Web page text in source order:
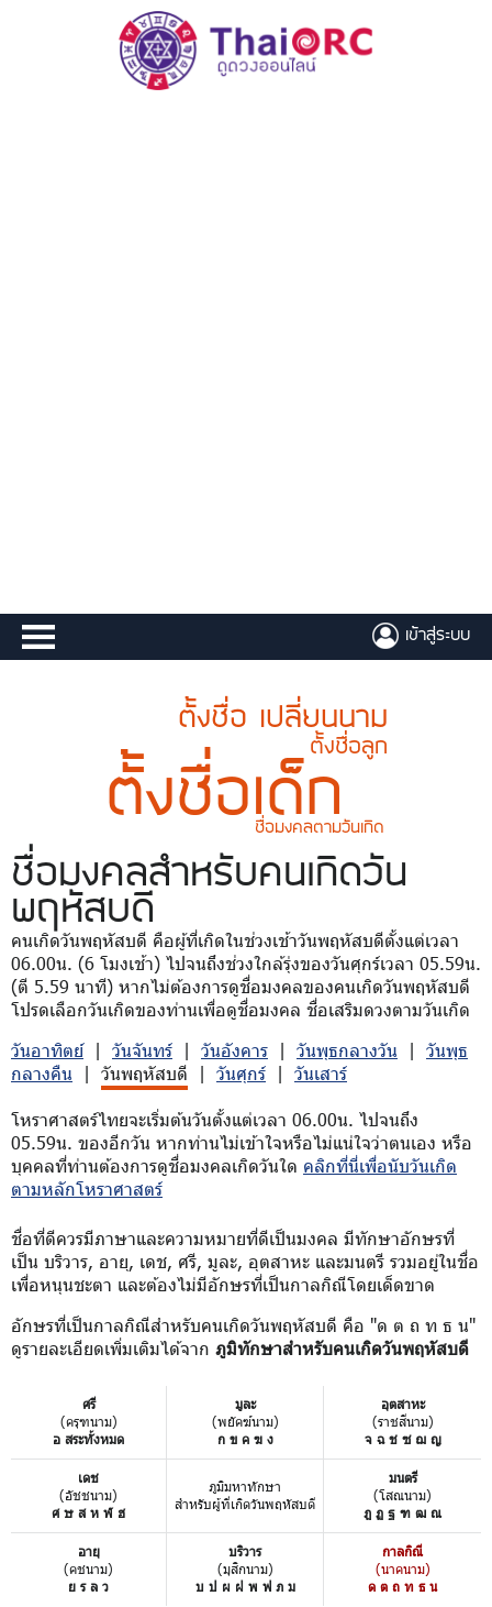
เข้าสู่ระบบ
ตั้งชื่อ เปลี่ยนนาม
ตั้งชื่อลูก
ตั้งชื่อเด็ก
ชื่อมงคลตามวันเกิด
ชื่อมงคลสำหรับคนเกิดวัน
พฤหัสบดี
คนเกิดวันพฤหัสบดี คือผู้ที่เกิดในช่วงเช้าวันพฤหัสบดีตั้งแต่เวลา
06.00น. (6 โมงเช้า) ไปจนถึงช่วงใกล้รุ่งของวันศุกร์เวลา 05.59น.
(ตี 5.59 นาที) หากไม่ต้องการดูชื่อมงคลของคนเกิดวันพฤหัสบดี
โปรดเลือกวันเกิดของท่านเพื่อดูชื่อมงคล ชื่อเสริมดวงตามวันเกิด
วันอาทิตย์| วันจันทร์ | วันอังคาร | วันพุธกลางวัน | วันพุธ
กลางคืน | วันพฤหัสบดี | วันศุกร์ | วันเสาร์
โหราศาสตร์ไทยจะเริ่มต้นวันตั้งแต่เวลา 06.00น. ไปจนถึง
05.59น. ของอีกวัน หากท่านไม่เข้าใจหรือไม่แน่ใจว่าตนเอง หรือ
บุคคลที่ท่านต้องการดูชื่อมงคลเกิดวันใด คลิกที่นี่เพื่อนับวันเกิด
ตามหลักโหราศาสตร์
ชื่อที่ดีควรมีภาษาและความหมายที่ดีเป็นมงคล มีทักษาอักษรที่
เป็น บริวาร, อายุ, เดช, ศรี, มูละ, อุตสาหะ และมนตรี รวมอยู่ในชื่อ
เพื่อหนุนชะตา และต้องไม่มีอักษรที่เป็นกาลกิณีโดยเด็ดขาด
อักษรที่เป็นกาลกิณีสำหรับคนเกิดวันพฤหัสบดี คือ "ด ต ถ ท ธ น"
ดูรายละเอียดเพิ่มเติมได้จาก ภูมิทักษาสำหรับคนเกิดวันพฤหัสบดี
ศรี
(ครุฑนาม)
อ สระทั้งหมด
มูละ
(พยัคฆ์นาม)
ก ข ค ฆ ง
อุตสาหะ
(ราชสีนาม)
จ ฉ ช ซ ฌ ญ
เดช
(อัชชนาม)
ศ ษ ส ห ฬ ฮ
ภูมิมหาทักษา
สำหรับผู้ที่เกิดวันพฤหัสบดี
มนตรี
(โสณนาม)
ฎ ฏ ฐ ฑ ฒ ณ
อายุ
(คชนาม)
ย ร ล ว
บริวาร
(มุสิกนาม)
บ ป ผ ฝ พ ฟ ภ ม
กาลกิณี
(นาคนาม)
ด ต ถ ท ธ น